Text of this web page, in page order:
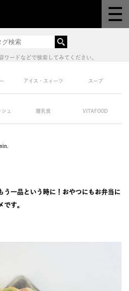
＆講座
の機能
ンストア
る質問
ワードなどで検索してみてください。
アイス・スィーツ スープ
ュ 離乳食 VITAFOOD
う一品という時に！おやつにもお弁当に
です。